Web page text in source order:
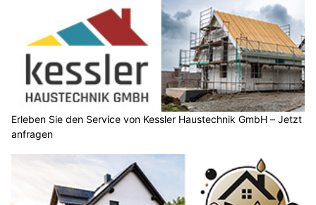
Erleben Sie den Service von Kessler Haustechnik GmbH – Jetzt
anfragen